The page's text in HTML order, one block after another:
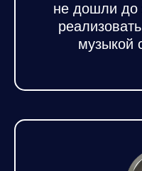
не дошли до
музыкой